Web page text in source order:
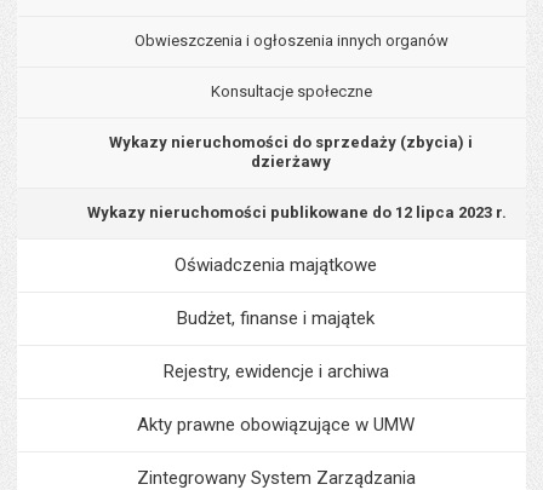
Obwieszczenia i ogłoszenia innych organów
Konsultacje społeczne
Wykazy nieruchomości do sprzedaży (zbycia) i
dzierżawy
Wykazy nieruchomości publikowane do 12 lipca 2023 r.
Oświadczenia majątkowe
Budżet, finanse i majątek
Rejestry, ewidencje i archiwa
Akty prawne obowiązujące w UMW
Zintegrowany System Zarządzania